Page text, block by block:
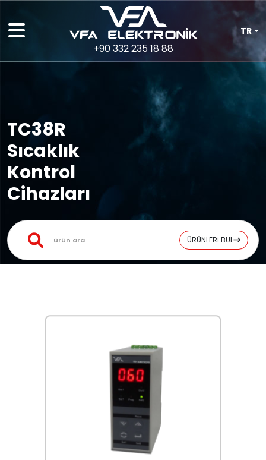
+90 332 235 18 88
TR
TC38R
Sıcaklık
Kontrol
Cihazları
ÜRÜNLERİ BUL